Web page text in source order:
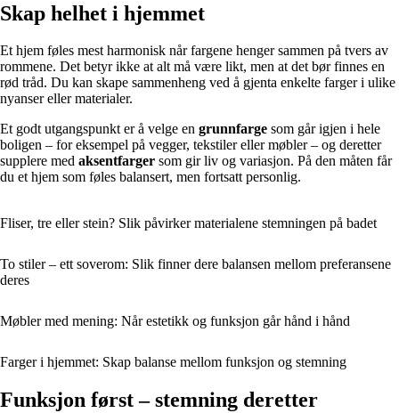
Skap helhet i hjemmet
Et hjem føles mest harmonisk når fargene henger sammen på tvers av
rommene. Det betyr ikke at alt må være likt, men at det bør finnes en
rød tråd. Du kan skape sammenheng ved å gjenta enkelte farger i ulike
nyanser eller materialer.
Et godt utgangspunkt er å velge en grunnfarge som går igjen i hele
boligen – for eksempel på vegger, tekstiler eller møbler – og deretter
supplere med aksentfarger som gir liv og variasjon. På den måten får
du et hjem som føles balansert, men fortsatt personlig.
Fliser, tre eller stein? Slik påvirker materialene stemningen på badet
To stiler – ett soverom: Slik finner dere balansen mellom preferansene
deres
Møbler med mening: Når estetikk og funksjon går hånd i hånd
Farger i hjemmet: Skap balanse mellom funksjon og stemning
Funksjon først – stemning deretter